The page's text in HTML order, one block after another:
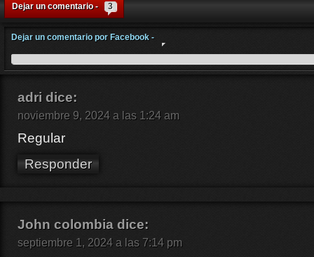
Dejar un comentario - 3
Dejar un comentario por Facebook -
adri dice:
noviembre 9, 2024 a las 1:24 am
Regular
Responder
John colombia dice:
septiembre 1, 2024 a las 7:14 pm